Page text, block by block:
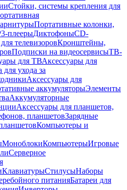
Стойки, системы крепления для
Портативные колонки,
плеерыДиктофоныCD-
телевизоровКронштейны,
Подписки на видеосервисыТВ-
для ТВАксессуары для
для ухода за
Аксессуары для
аккумуляторыЭлементы
Аккумуляторные
Аксессуары для планшетов,
планшетовЗарядные
Компьютеры и
МоноблокиКомпьютерыИгровые
Серверное
КлавиатурыСтилусыНаборы
питанияБатареи для